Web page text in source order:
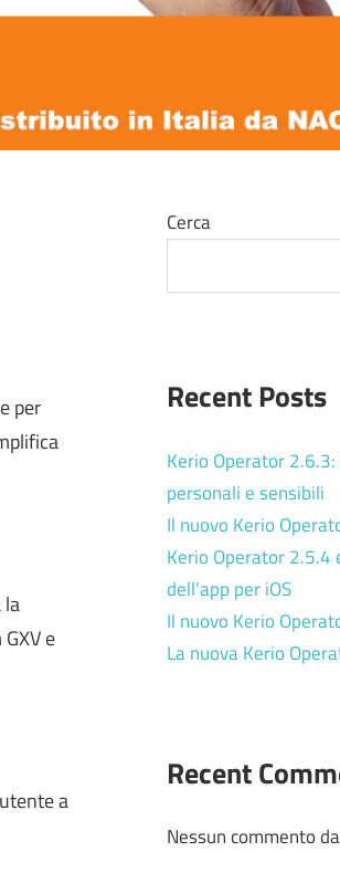
per
la
e
a
Cerca
Recent Posts
Kerio Operator
personali e sensibili
Il nuovo Kerio
Kerio Operator 2.5.4
dell’app per iOS
Il nuovo Kerio
La nuova Kerio
Recent
Nessun commento